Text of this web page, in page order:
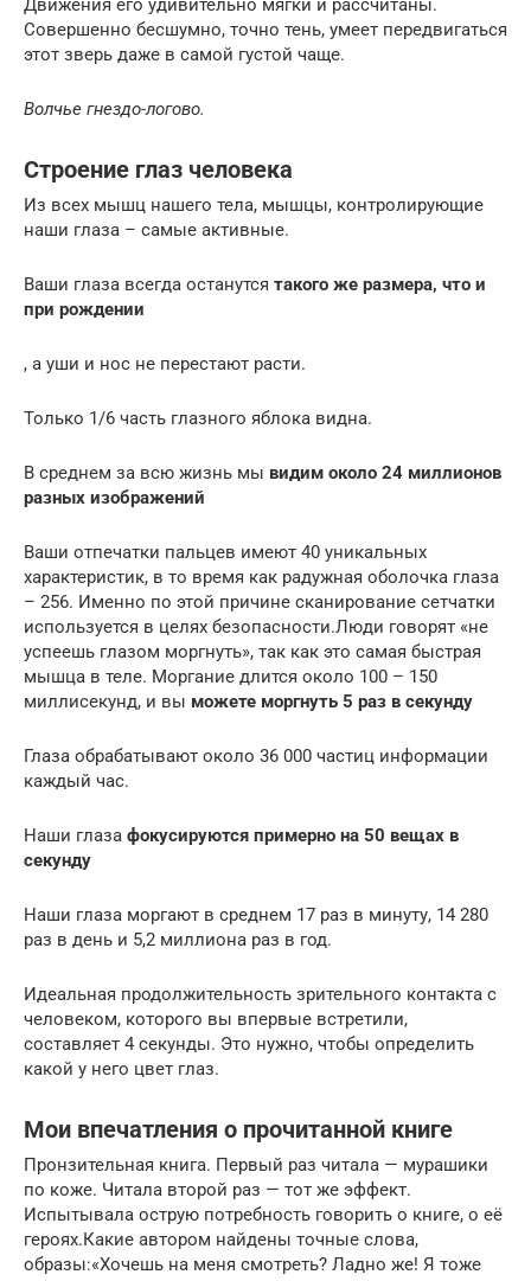
Движения его удивительно мягки и рассчитаны.
Совершенно бесшумно, точно тень, умеет передвигаться
этот зверь даже в самой густой чаще.
Волчье гнездо-логово.
Строение глаз человека
Из всех мышц нашего тела, мышцы, контролирующие
наши глаза – самые активные.
Ваши глаза всегда останутся такого же размера, что и
при рождении
, а уши и нос не перестают расти.
Только 1/6 часть глазного яблока видна.
В среднем за всю жизнь мы видим около 24 миллионов
разных изображений
Ваши отпечатки пальцев имеют 40 уникальных
характеристик, в то время как радужная оболочка глаза
– 256. Именно по этой причине сканирование сетчатки
используется в целях безопасности.Люди говорят «не
успеешь глазом моргнуть», так как это самая быстрая
мышца в теле. Моргание длится около 100 – 150
миллисекунд, и вы можете моргнуть 5 раз в секунду
Глаза обрабатывают около 36 000 частиц информации
каждый час.
Наши глаза фокусируются примерно на 50 вещах в
секунду
Наши глаза моргают в среднем 17 раз в минуту, 14 280
раз в день и 5,2 миллиона раз в год.
Идеальная продолжительность зрительного контакта с
человеком, которого вы впервые встретили,
составляет 4 секунды. Это нужно, чтобы определить
какой у него цвет глаз.
Мои впечатления о прочитанной книге
Пронзительная книга. Первый раз читала — мурашики
по коже. Читала второй раз — тот же эффект.
Испытывала острую потребность говорить о книге, о её
героях.Какие автором найдены точные слова,
образы:«Хочешь на меня смотреть? Ладно же! Я тоже